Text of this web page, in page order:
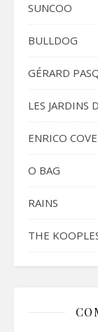
SUNCOO
BULLDOG
GÉRARD
LES JARDINS
ENRICO
O BAG
RAINS
THE